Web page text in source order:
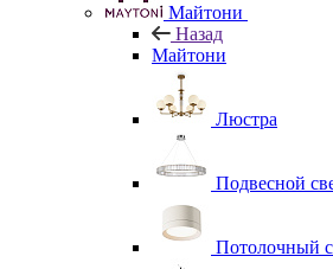
Майтони
Назад
Майтони
Люстра
Подвесной
Потолочный